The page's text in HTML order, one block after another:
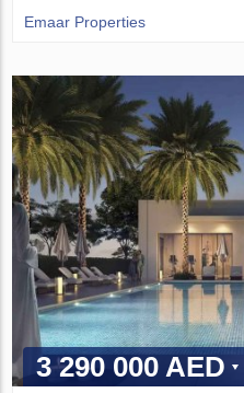
Emaar Properties
3 290 000 AED